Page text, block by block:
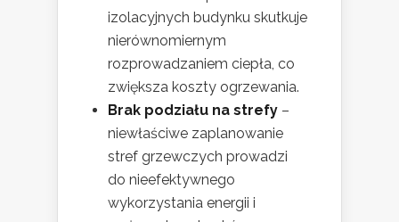
izolacyjnych budynku skutkuje
nierównomiernym
rozprowadzaniem ciepła, co
zwiększa koszty ogrzewania.
Brak podziału na strefy –
niewłaściwe zaplanowanie
stref grzewczych prowadzi
do nieefektywnego
wykorzystania energii i